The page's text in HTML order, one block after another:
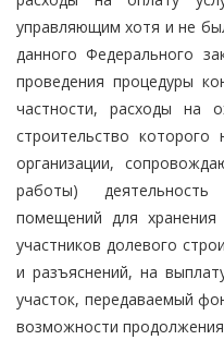
управляющим хотя и не
данного Федерального
проведения процедуры
частности, расходы на
строительство
организации,
работы)
помещений для
участников долевого
и разъяснений, на
участок, передаваемый
возможности продолжения